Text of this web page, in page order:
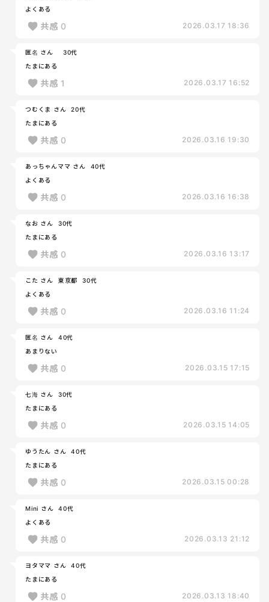
よくある
共感 0 2026.03.17 18:36
匿名 さん
30代
たまにある
共感 1 2026.03.17 16:52
つむくま さん
20代
たまにある
共感 0 2026.03.16 19:30
あっちゃんママ さん
40代
よくある
共感 0 2026.03.16 16:38
なお さん
30代
たまにある
共感 0 2026.03.16 13:17
こた さん 東京都
30代
よくある
共感 0 2026.03.16 11:24
匿名 さん
40代
あまりない
共感 0 2026.03.15 17:15
七海 さん
30代
たまにある
共感 0 2026.03.15 14:05
ゆうたん さん
40代
たまにある
共感 0 2026.03.15 00:28
Mini さん
40代
よくある
共感 0 2026.03.13 21:12
ヨタママ さん
40代
たまにある
共感 0 2026.03.13 18:40